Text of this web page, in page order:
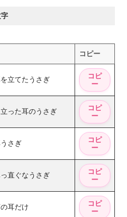
コピー
立てたうさぎ
った耳のうさぎ
さぎ
直ぐなうさぎ
耳だけ